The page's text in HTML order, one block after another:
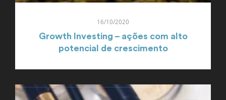
16/10/2020
Growth Investing – ações com alto
potencial de crescimento